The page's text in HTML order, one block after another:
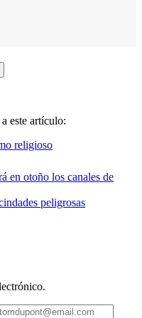
este artículo:
religioso
en otoño los canales de
peligrosas